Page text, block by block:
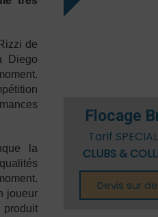
de
Diego
la
joueur
produit
Flocage
Tarif
CLUBS &
Devis sur